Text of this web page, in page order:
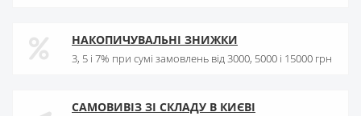
НАКОПИЧУВАЛЬНІ ЗНИЖКИ
3, 5 і 7% при сумі замовлень від 3000, 5000 і 15000 грн
САМОВИВІЗ ЗІ СКЛАДУ В КИЄВІ